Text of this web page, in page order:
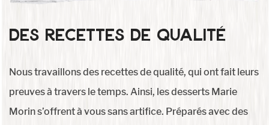
Des recettes de qualité
Nous travaillons des recettes de qualité, qui ont fait leurs
preuves à travers le temps. Ainsi, les desserts Marie
Morin s’offrent à vous sans artifice. Préparés avec des